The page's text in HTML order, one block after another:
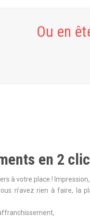
Ou en
en 2
à votre place !
n’avez rien à faire, la